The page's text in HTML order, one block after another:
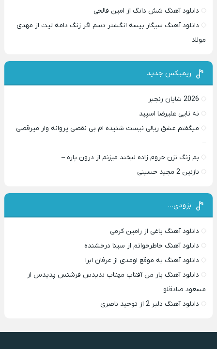
دانلود آهنگ شش دانگ از امین فالجی
دانلود آهنگ سیگار بیسه انگشتر دسم اگر زنگ دامه لیت از مهدی
مولاد
ریمیکس جدید
2026 شایان رنجبر
نه تایی علیرضا اسپید
میگفتم عشق ریالی نیست شنیده ام بی نقصی پروانه وار میرقصی
–
بم زنگ نزن حروم زاده لبخند میزنم از درون پاره –
نازنین 2 مجید حسینی
بزودی…
دانلود آهنگ یاغی از رامین کرمی
دانلود آهنگ خاطرخواتم از سینا درخشنده
دانلود آهنگ به موقع اومدی از عرفان ابرا
دانلود آهنگ یار من آفتاب مهتاب ندیدس فرشتس پدیدس از
مسعود صادقلو
دانلود آهنگ دلبر 2 از توحید ناصری